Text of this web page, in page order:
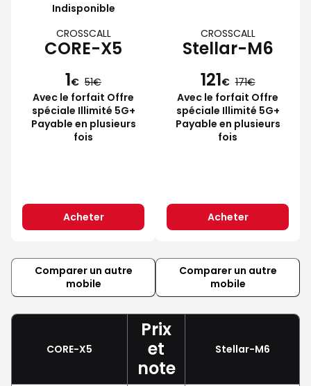
Indisponible
CROSSCALL
CORE-X5
1€ 51
Avec le forfait Offre
spéciale Illimité 5G+
Payable en plusieurs
fois
Acheter
CROSSCALL
Stellar-M6
121€ 171
Avec le forfait Offre
spéciale Illimité 5G+
Payable en plusieurs
fois
Acheter
Comparer un autre
mobile
Comparer un autre
mobile
CORE-X5
Prix
et
note
Stellar-M6